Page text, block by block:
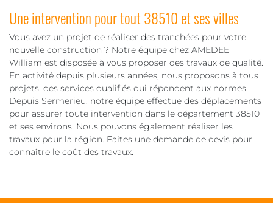
Une intervention pour tout 38510 et ses villes
Vous avez un projet de réaliser des tranchées pour votre
nouvelle construction ? Notre équipe chez AMEDEE
William est disposée à vous proposer des travaux de qualité.
En activité depuis plusieurs années, nous proposons à tous
projets, des services qualifiés qui répondent aux normes.
Depuis Sermerieu, notre équipe effectue des déplacements
pour assurer toute intervention dans le département 38510
et ses environs. Nous pouvons également réaliser les
travaux pour la région. Faites une demande de devis pour
connaître le coût des travaux.